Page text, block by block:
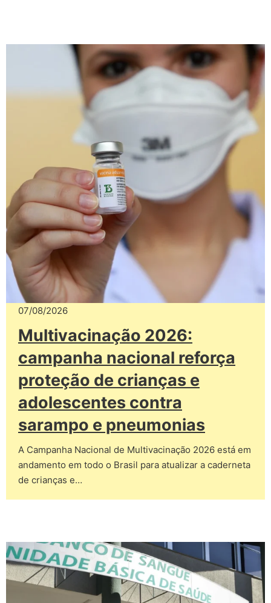
07/08/2026
Multivacinação 2026:
campanha nacional reforça
proteção de crianças e
adolescentes contra
sarampo e pneumonias
A Campanha Nacional de Multivacinação 2026 está em
andamento em todo o Brasil para atualizar a caderneta
de crianças e…